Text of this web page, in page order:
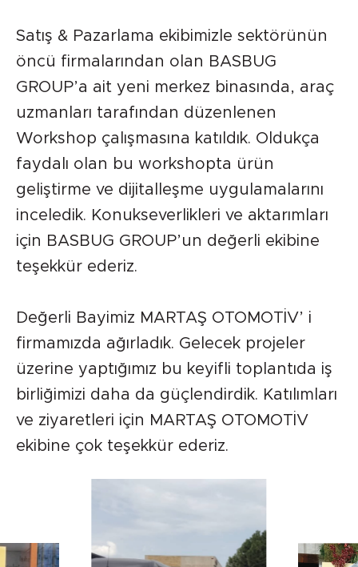
Satış & Pazarlama ekibimizle sektörünün
öncü firmalarından olan BASBUG
GROUP’a ait yeni merkez binasında, araç
uzmanları tarafından düzenlenen
Workshop çalışmasına katıldık. Oldukça
faydalı olan bu workshopta ürün
geliştirme ve dijitalleşme uygulamalarını
inceledik. Konukseverlikleri ve aktarımları
için BASBUG GROUP’un değerli ekibine
teşekkür ederiz.
Değerli Bayimiz MARTAŞ OTOMOTİV’ i
firmamızda ağırladık. Gelecek projeler
üzerine yaptığımız bu keyifli toplantıda iş
birliğimizi daha da güçlendirdik. Katılımları
ve ziyaretleri için MARTAŞ OTOMOTİV
ekibine çok teşekkür ederiz.